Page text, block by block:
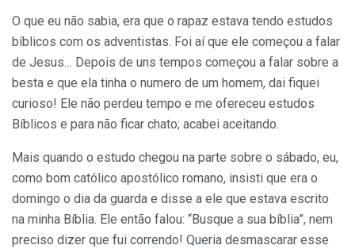
O que eu não sabia, era que o rapaz estava tendo estudos
bíblicos com os adventistas. Foi aí que ele começou a falar
de Jesus… Depois de uns tempos começou a falar sobre a
besta e que ela tinha o numero de um homem, dai fiquei
curioso! Ele não perdeu tempo e me ofereceu estudos
Bíblicos e para não ficar chato; acabei aceitando.
Mais quando o estudo chegou na parte sobre o sábado, eu,
como bom católico apostólico romano, insisti que era o
domingo o dia da guarda e disse a ele que estava escrito
na minha Bíblia. Ele então falou: “Busque a sua bíblia”, nem
preciso dizer que fui correndo! Queria desmascarar esse